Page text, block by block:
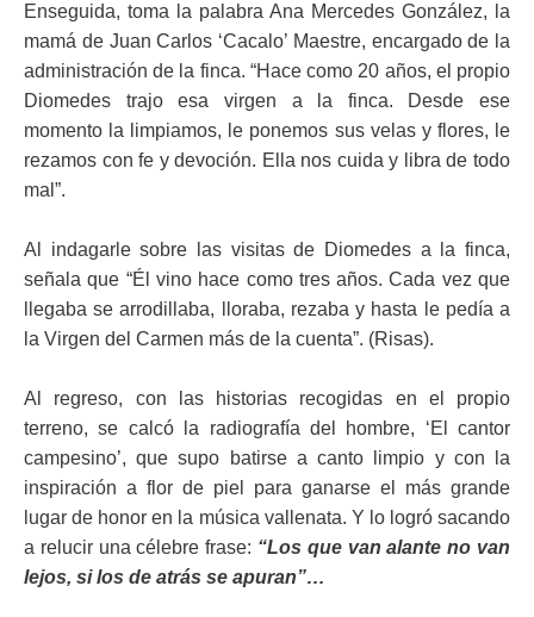
Enseguida, toma la palabra Ana Mercedes González, la
mamá de Juan Carlos ‘Cacalo’ Maestre, encargado de la
administración de la finca. “Hace como 20 años, el propio
Diomedes trajo esa virgen a la finca. Desde ese
momento la limpiamos, le ponemos sus velas y flores, le
rezamos con fe y devoción. Ella nos cuida y libra de todo
mal”.
Al indagarle sobre las visitas de Diomedes a la finca,
señala que “Él vino hace como tres años. Cada vez que
llegaba se arrodillaba, lloraba, rezaba y hasta le pedía a
la Virgen del Carmen más de la cuenta”. (Risas).
Al regreso, con las historias recogidas en el propio
terreno, se calcó la radiografía del hombre, ‘El cantor
campesino’, que supo batirse a canto limpio y con la
inspiración a flor de piel para ganarse el más grande
lugar de honor en la música vallenata. Y lo logró sacando
a relucir una célebre frase: “Los que van alante no van
lejos, si los de atrás se apuran”…